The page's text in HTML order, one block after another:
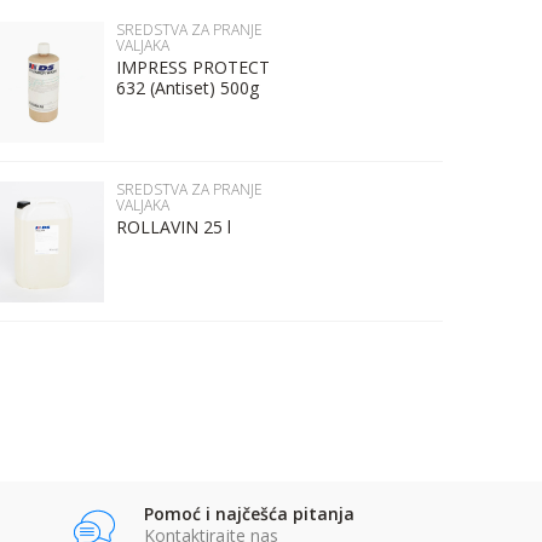
SREDSTVA ZA PRANJE
VALJAKA
IMPRESS PROTECT
632 (Antiset) 500g
SREDSTVA ZA PRANJE
VALJAKA
ROLLAVIN 25 l
Pomoć i najčešća pitanja
Kontaktirajte nas